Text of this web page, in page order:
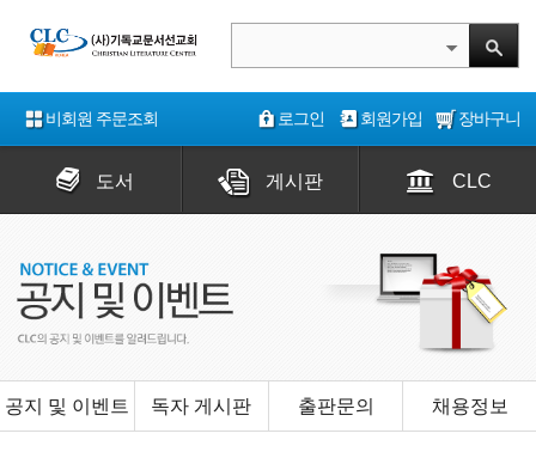
비회원 주문조회 로그인 회원가입 장바구니
도서 게시판 CLC
공지 및 이벤트 독자 게시판 출판문의 채용정보